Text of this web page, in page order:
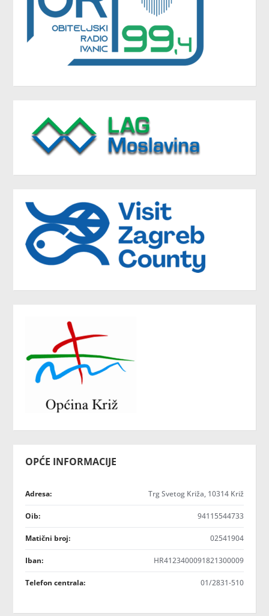
OPĆE INFORMACIJE
Adresa: Trg Svetog Križa, 10314 Križ
Oib: 94115544733
Matični broj: 02541904
Iban: HR4123400091821300009
Telefon centrala: 01/2831-510